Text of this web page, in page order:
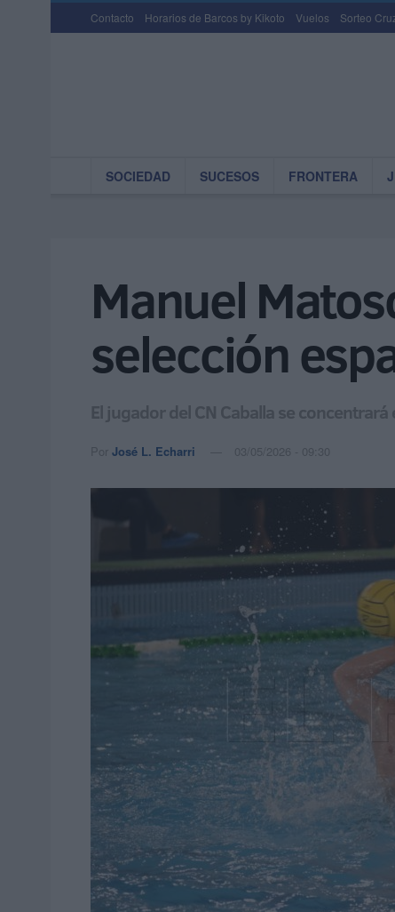
Contacto Horarios de Barcos by Kikoto Vuelos Sorteo
SOCIEDAD SUCESOS FRONTERA
Manuel
selección
El jugador del CN Caballa se
Por José L. Echarri 03/05/2026 - 09:30